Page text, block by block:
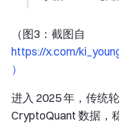
（图3：截图自
https://x.com/
）
进入 2025 年，传统
CryptoQuant 数据，